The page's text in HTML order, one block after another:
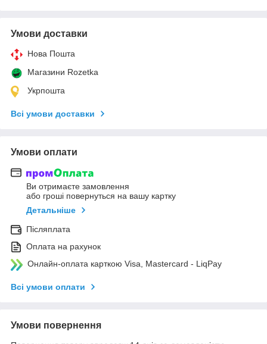
Умови доставки
Нова Пошта
Магазини Rozetka
Укрпошта
Всі умови доставки
Умови оплати
Ви отримаєте замовлення
або гроші повернуться на вашу картку
Детальніше
Післяплата
Оплата на рахунок
Онлайн-оплата карткою Visa, Mastercard - LiqPay
Всі умови оплати
Умови повернення